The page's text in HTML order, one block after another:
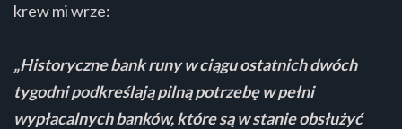
krew mi wrze:
„Historyczne bank runy w ciągu ostatnich dwóch
tygodni podkreślają pilną potrzebę w pełni
wypłacalnych banków, które są w stanie obsłużyć